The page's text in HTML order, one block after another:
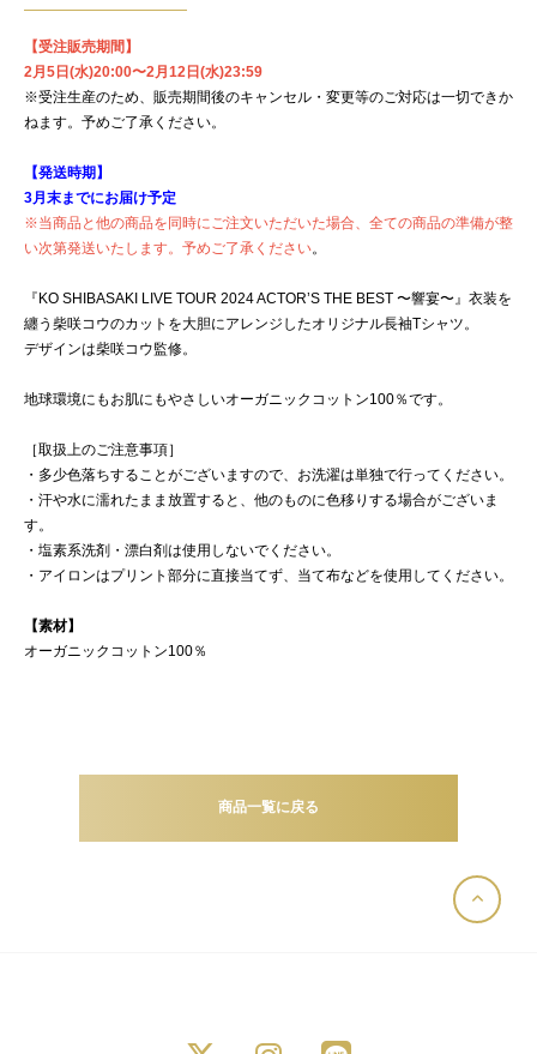
【受注販売期間】
2月5日(水)20:00〜2月12日(水)23:59
※受注生産のため、販売期間後のキャンセル・変更等のご対応は一切できか
ねます。予めご了承ください。
【発送時期】
3月末までにお届け予定
※当商品と他の商品を同時にご注文いただいた場合、全ての商品の準備が整
い次第発送いたします。予めご了承ください。
『KO SHIBASAKI LIVE TOUR 2024 ACTOR’S THE BEST 〜響宴〜』衣装を
纏う柴咲コウのカットを大胆にアレンジしたオリジナル長袖Tシャツ。
デザインは柴咲コウ監修。
地球環境にもお肌にもやさしいオーガニックコットン100％です。
［取扱上のご注意事項］
・多少色落ちすることがございますので、お洗濯は単独で行ってください。
・汗や水に濡れたまま放置すると、他のものに色移りする場合がございま
す。
・塩素系洗剤・漂白剤は使用しないでください。
・アイロンはプリント部分に直接当てず、当て布などを使用してください。
【素材】
オーガニックコットン100％
商品一覧に戻る